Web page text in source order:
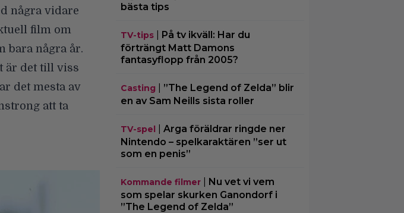
några vidare
film om
bara några år.
är det till viss
det mesta av
att ta
bästa tips
TV-tips| På tv ikväll: Har du
förträngt Matt Damons
fantasyflopp från 2005?
Casting
”The Legend of Zelda” blir
en av Sam Neills sista roller
TV-spel
Arga föräldrar ringde ner
Nintendo – spelkaraktären ”ser ut
som en penis”
Kommande filmer| Nu vet vi vem
som spelar skurken Ganondorf i
”The Legend of Zelda”